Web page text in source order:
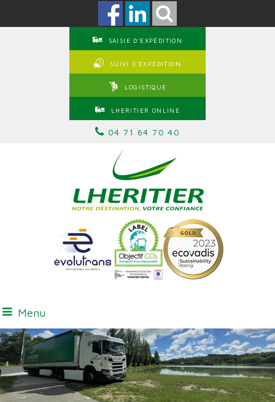
SAISIE D'EXPÉDITION
SUIVI D'EXPÉDITION
LOGISTIQUE
LHERITIER ONLINE
04 71 64 70 40
Menu